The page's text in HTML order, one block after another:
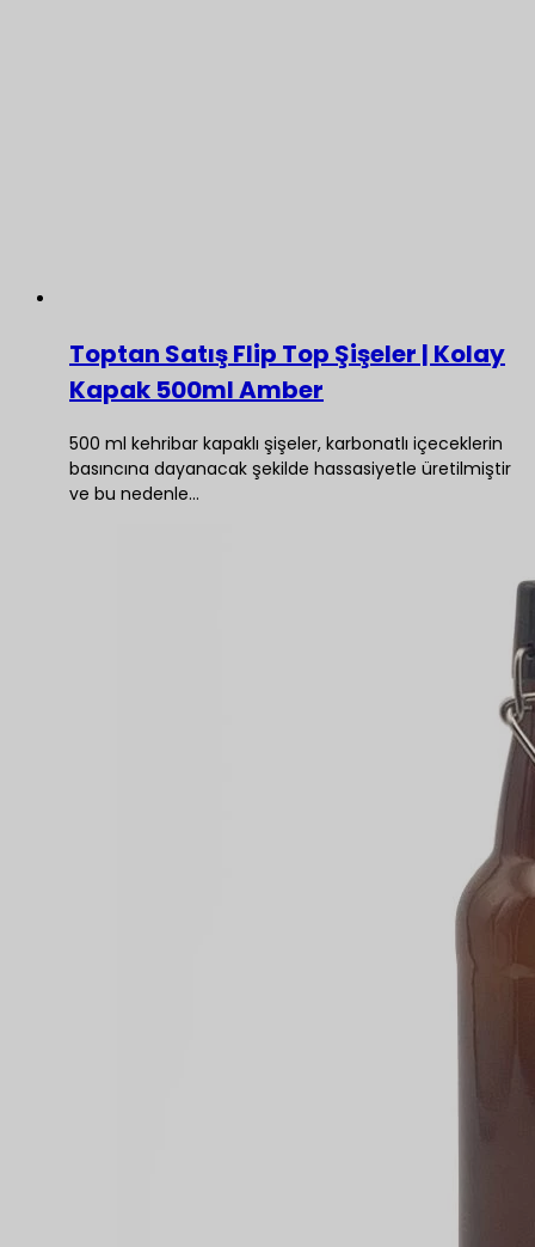
Toptan Satış Flip Top Şişeler | Kolay
Kapak 500ml Amber
500 ml kehribar kapaklı şişeler, karbonatlı içeceklerin
basıncına dayanacak şekilde hassasiyetle üretilmiştir
ve bu nedenle…